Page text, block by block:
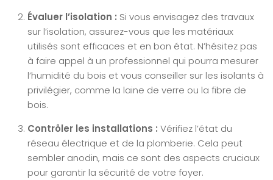
Évaluer l’isolation : Si vous envisagez des travaux
sur l’isolation, assurez-vous que les matériaux
utilisés sont efficaces et en bon état. N’hésitez pas
à faire appel à un professionnel qui pourra mesurer
l’humidité du bois et vous conseiller sur les isolants à
privilégier, comme la laine de verre ou la fibre de
bois.
Contrôler les installations : Vérifiez l’état du
réseau électrique et de la plomberie. Cela peut
sembler anodin, mais ce sont des aspects cruciaux
pour garantir la sécurité de votre foyer.